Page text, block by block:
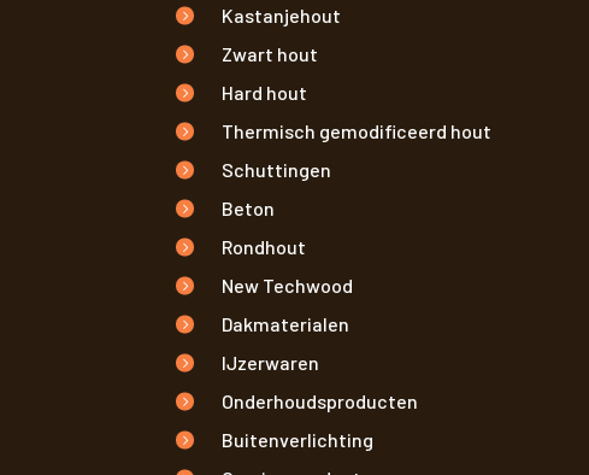
Kastanjehout
Zwart hout
Hard hout
Thermisch gemodificeerd hout
Schuttingen
Beton
Rondhout
New Techwood
Dakmaterialen
IJzerwaren
Onderhoudsproducten
Buitenverlichting